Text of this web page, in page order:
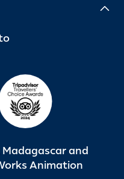
Madagascar and
Animation